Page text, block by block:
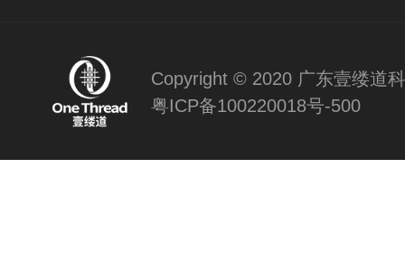
Copyright © 2020 广东壹缕道
粤ICP备100220018号-500